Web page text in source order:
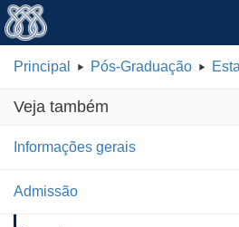
Principal Pós-Graduação
Veja também
Informações gerais
Admissão